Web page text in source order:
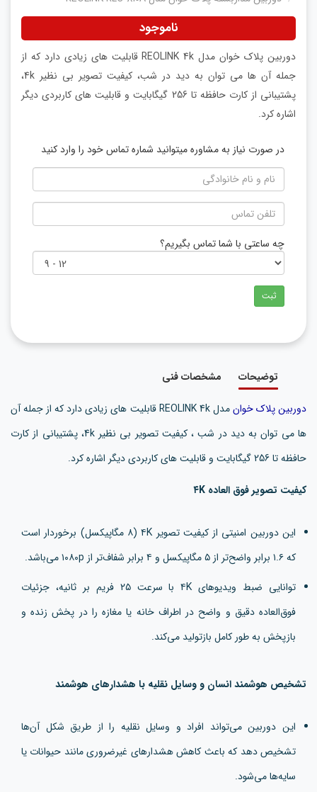
ناموجود
دوربین پلاک خوان مدل REOLINK 4k قابلیت های زیادی دارد که از
جمله آن ها می توان به دید در شب، کیفیت تصویر بی نظیر 4k،
پشتیبانی از کارت حافظه تا 256 گیگابایت و قابلیت های کاربردی دیگر
اشاره کرد.
در صورت نیاز به مشاوره میتوانید شماره تماس خود را وارد کنید
چه ساعتی با شما تماس بگیریم؟
ثبت
توضیحات مشخصات فنی
دوربین پلاک خوان
مدل REOLINK 4k قابلیت های زیادی دارد که از جمله آن
ها می توان به دید در شب ، کیفیت تصویر بی نظیر 4k، پشتیبانی از کارت
حافظه تا 256 گیگابایت و قابلیت های کاربردی دیگر اشاره کرد.
کیفیت تصویر فوق العاده ۴K
این دوربین امنیتی از کیفیت تصویر ۴K (۸ مگاپیکسل) برخوردار است
که ۱.۶ برابر واضح‌تر از ۵ مگاپیکسل و ۴ برابر شفاف‌تر از ۱۰۸۰p می‌باشد.
توانایی ضبط ویدیوهای ۴K با سرعت ۲۵ فریم بر ثانیه، جزئیات
فوق‌العاده دقیق و واضح در اطراف خانه یا مغازه را در پخش زنده و
بازپخش به طور کامل بازتولید می‌کند.
تشخیص هوشمند انسان و وسایل نقلیه با هشدارهای هوشمند
این دوربین می‌تواند افراد و وسایل نقلیه را از طریق شکل آن‌ها
تشخیص دهد که باعث کاهش هشدارهای غیرضروری مانند حیوانات یا
سایه‌ها می‌شود.